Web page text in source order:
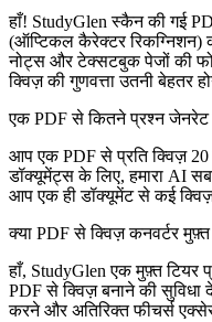
हाँ! StudyGlen स्कैन की गई
(ऑप्टिकल कैरेक्टर रिकग्निशन)
नोट्स और टेक्सटबुक पेजों की
क्विज़ की गुणवत्ता उतनी बेहतर
एक PDF से कितने प्रश्न
आप एक PDF से प्रति क्विज़
डॉक्यूमेंट्स के लिए, हमारा AI
आप एक ही डॉक्यूमेंट से कई
क्या PDF से क्विज़ कनवर्टर
हाँ, StudyGlen एक मुफ़्त टियर
PDF से क्विज़ बनाने की
करने और अतिरिक्त फीचर्स